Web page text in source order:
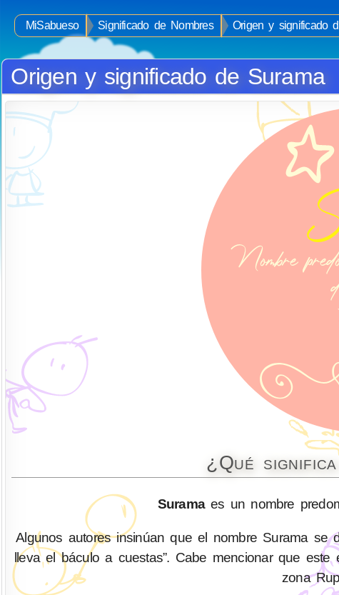
MiSabueso Significado de Nombres
Origen y significado
Origen y significado de Surama
¿Qué
Suramaes un nombre
Algunos autores insinúan que el nombre Surama se
lleva el báculo a cuestas”. Cabe mencionar que
zona